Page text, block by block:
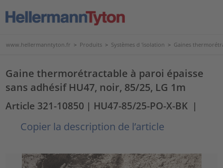
www.hellermanntyton.fr > Produits > Systèmes d 'isolation > Gaines
Gaine thermorétractable à paroi épaisse
sans adhésif HU47, noir, 85/25, LG 1m
Article 321-10850 | HU47-85/25-PO-X-BK |
Copier la description de l’article